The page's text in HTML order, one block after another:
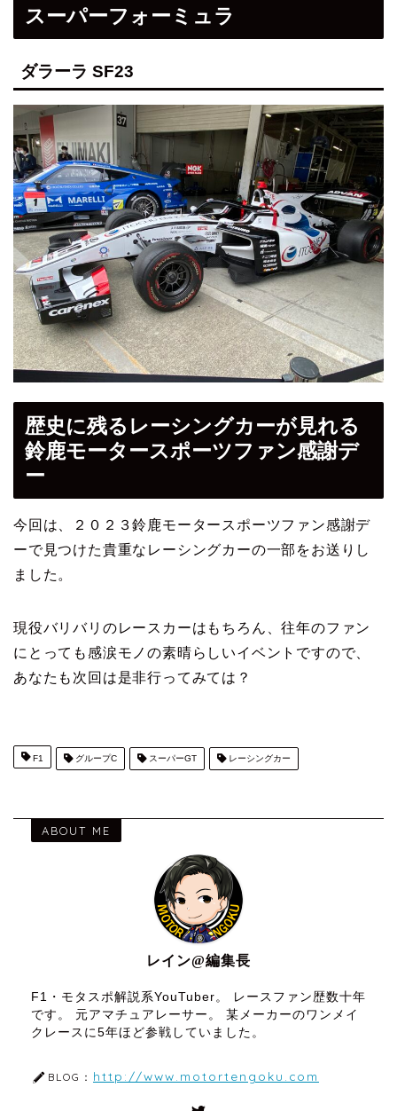
スーパーフォーミュラ
ダラーラ SF23
歴史に残るレーシングカーが見れる
鈴鹿モータースポーツファン感謝デ
ー
今回は、２０２３鈴鹿モータースポーツファン感謝デ
ーで見つけた貴重なレーシングカーの一部をお送りし
ました。
現役バリバリのレースカーはもちろん、往年のファン
にとっても感涙モノの素晴らしいイベントですので、
あなたも次回は是非行ってみては？
F1 グループC スーパーGT レーシングカー
ABOUT ME
レイン@編集長
F1・モタスポ解説系YouTuber。 レースファン歴数十年
です。 元アマチュアレーサー。 某メーカーのワンメイ
クレースに5年ほど参戦していました。
BLOG： http://www.motortengoku.com